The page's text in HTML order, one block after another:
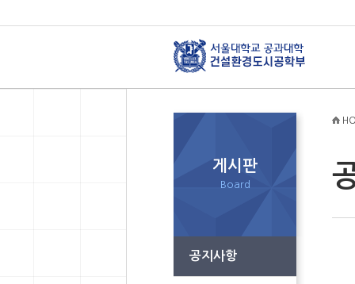
게시판
Board
공지사항